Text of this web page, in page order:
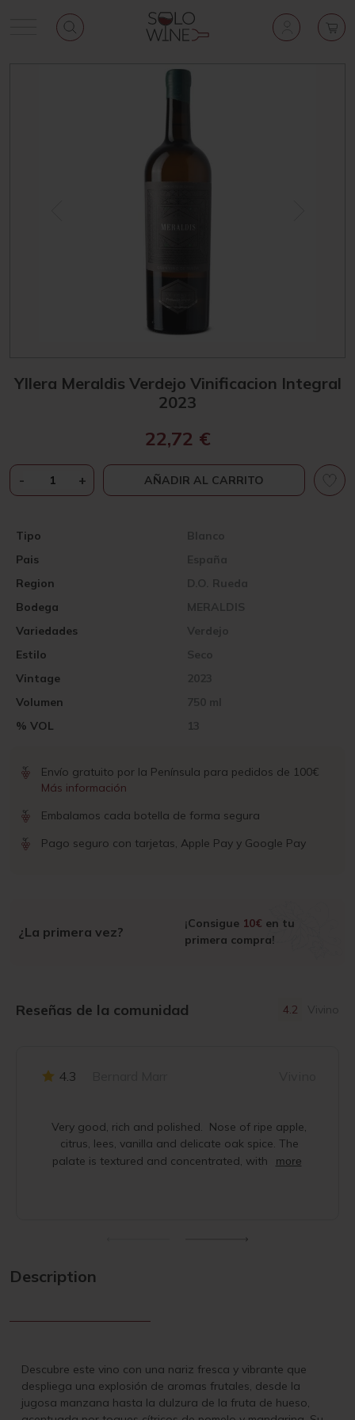
Yllera Meraldis Verdejo Vinificacion Integral
2023
Pais España
Vintage 2023
Region D.O. Rueda
Volumen 750 ml
Bodega MERALDIS
% VOL 13
Variedades
Verdejo
Estilo
Seco
Tipo Blanco
22,72 €
-YLLERA
MERALDIS
VINIFICACION
INTEGRAL
2023
CANTIDAD
+ AÑADIR AL CARRITO
Envío gratuito por la Península para pedidos de 100€
Más información
Embalamos cada botella de forma segura
Pago seguro con tarjetas, Apple Pay y Google Pay
¿La primera vez?
¡Consigue 10€ en tu
primera compra!
Reseñas de la comunidad 4.2 Vivino
4.3
Very good, rich and polished. Nose of ripe apple,
citrus, lees, vanilla and delicate oak spice. The
palate is textured and concentrated, with
more
Description
Descubre este vino con una nariz fresca y vibrante que
despliega una explosión de aromas frutales, desde la
jugosa manzana hasta la dulzura de la fruta de hueso,